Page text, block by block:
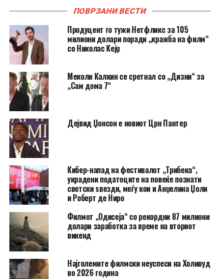
ПОВРЗАНИ ВЕСТИ
Продуцент го тужи Нетфликс за 105
милиони долари поради „кражба на филм“
со Николас Кејџ
Меколи Калкин се сретнал со „Дизни“ за
„Сам дома 7“
Дејвид Џонсон е новиот Црн Пантер
Кибер-напад на фестивалот „Трибека“,
украдени податоците на повеќе познати
светски ѕвезди, меѓу кои и Анџелина Џоли
и Роберт де Ниро
Филмот „Одисеја“ со рекордни 87 милиони
долари заработка за време на вториот
викенд
Најголемите филмски неуспеси на Холивуд
во 2026 година